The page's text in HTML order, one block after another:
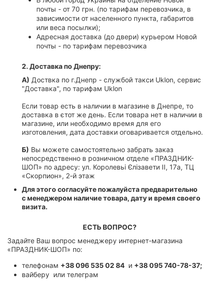
почты - от 70 грн. (по тарифам перевозчика, в
зависимости от населенного пункта, габаритов
или веса посылки);
Адресная доставка (до двери) курьером Новой
почты - по тарифам перевозчика
2. Доставка по Днепру:
А) Доствка по г.Днепр - службой такси Uklon, сервис
"Доставка", по тарифам Uklon
Если товар есть в наличии в магазине в Днепре, то
доставка в єтот же день. Если товара нет в наличии в
магазине, или необходимо время для его
изготовления, дата доставки оговаривается отдельно.
Б) Вы можете самостоятельно забрать заказ
непосредственно в розничном отделе «ПРАЗДНИК-
ШОП» по адресу: ул. Королевьі Єлізавети II, 17а, ТЦ
«Скорпион», 2-й этаж
Для этого согласуйте пожалуйста предварительно
с менеджером наличие товара, дату и время своего
визита.
ЕСТЬ ВОПРОС?
Задайте Ваш вопрос менеджеру интернет-магазина
«ПРАЗДНИК-ШОП» по:
телефонам +38 096 535 02 84 и +38 095 740-78-37;
вайберу или телеграм